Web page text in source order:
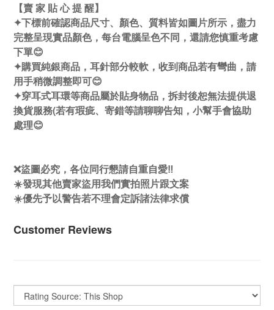
【賣 家 貼 心 提 醒】
✦下標前確認商品尺寸、顏色、質料皆如圖片所示，盡力
完整呈現實品顏色，每台電腦呈色不同，還請您慎重考慮
下單😊
✦購買純銀商品，耳針部分較軟，收到商品若有彎曲，請
用手稍微調整即可😊
✦穿耳式耳環等商品屬於貼身物品，拆封後恕無法提供退
換貨服務(若有瑕疵、寄錯等請聊聊告知，小幫手會協助
處理😊
❌盜圖必究，各位同行懇請自重自愛‼️
☀️發現其他賣家盜用我們實拍照片跟文案
☀️優先予以警告若不理會定訴諸法律求償
Customer Reviews